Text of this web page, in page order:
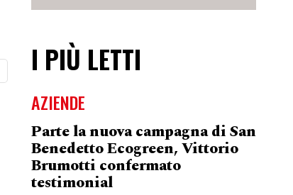
I PIÙ LETTI
AZIENDE
Parte la nuova campagna di San
Benedetto Ecogreen, Vittorio
Brumotti confermato
testimonial